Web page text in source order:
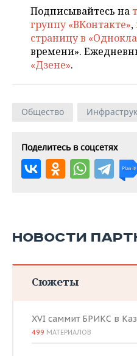
Подписывайтесь на
группу «ВКонтакте»,
страницу в
времени».
«Дзене».
Общество
Поделитесь в соцсетях
НОВОСТИ
Сюжеты
XVI саммит БРИКС в
499 МАТЕРИАЛОВ